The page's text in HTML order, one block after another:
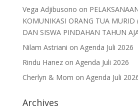
Vega Adjibusono on
KOMUNIKASI ORANG TUA MURID
DAN SISWA PINDAHAN TAHUN
Nilam Astriani on Agenda Juli 2026
Rindu Hanezon Agenda Juli 2026
Cherlyn & Mom on Agenda Juli
Archives